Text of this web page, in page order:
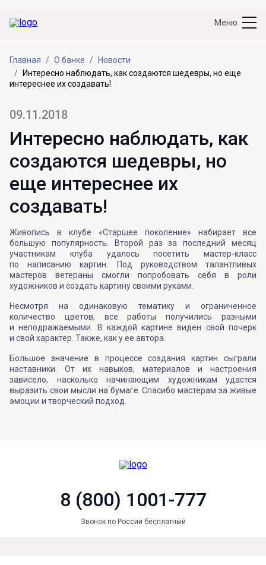
Меню
Главная О банке
Новости
Интересно наблюдать, как создаются шедевры, но еще
интереснее их создавать!
09.11.2018
Интересно наблюдать, как
создаются шедевры, но
еще интереснее их
создавать!
Живопись в клубе «Старшее поколение» набирает все
большую популярность. Второй раз за последний месяц
участникам клуба удалось посетить мастер-класс
по написанию картин. Под руководством талантливых
мастеров ветераны смогли попробовать себя в роли
художников и создать картину своими руками.
Несмотря на одинаковую тематику и ограниченное
количество цветов, все работы получились разными
и неподражаемыми. В каждой картине виден свой почерк
и свой характер. Также, как у ее автора.
Большое значение в процессе создания картин сыграли
наставники. От их навыков, материалов и настроения
зависело, насколько начинающим художникам удастся
выразить свои мысли на бумаге. Спасибо мастерам за живые
эмоции и творческий подход.
8 (800) 1001-777
Звонок по России бесплатный